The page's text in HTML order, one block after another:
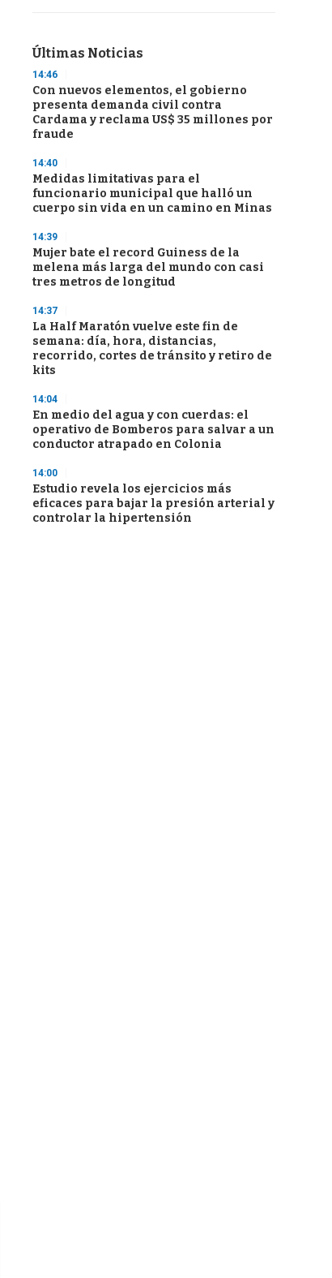
Últimas Noticias
14:46
Con nuevos elementos, el gobierno
presenta demanda civil contra
Cardama y reclama US$ 35 millones por
fraude
14:40
Medidas limitativas para el
funcionario municipal que halló un
cuerpo sin vida en un camino en Minas
14:39
Mujer bate el record Guiness de la
melena más larga del mundo con casi
tres metros de longitud
14:37
La Half Maratón vuelve este fin de
semana: día, hora, distancias,
recorrido, cortes de tránsito y retiro de
kits
14:04
En medio del agua y con cuerdas: el
operativo de Bomberos para salvar a un
conductor atrapado en Colonia
14:00
Estudio revela los ejercicios más
eficaces para bajar la presión arterial y
controlar la hipertensión